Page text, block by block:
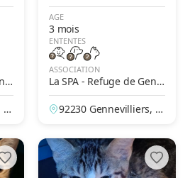
H
AGE
3 mois
ENTENTES
ASSOCIATION
La SPA - Refuge de Genn
evilliers – Grammont
92230 Gennevilliers, H